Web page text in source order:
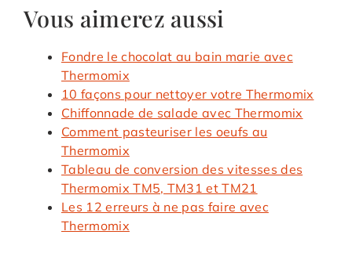
Vous aimerez aussi
Fondre le chocolat au bain marie avec
Thermomix
10 façons pour nettoyer votre Thermomix
Chiffonnade de salade avec Thermomix
Comment pasteuriser les oeufs au
Thermomix
Tableau de conversion des vitesses des
Thermomix TM5, TM31 et TM21
Les 12 erreurs à ne pas faire avec
Thermomix